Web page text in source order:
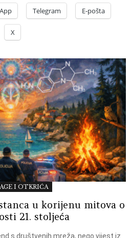
Telegram E-pošta
X
I OTKRIĆA
u korijenu mitova o
21. stoljeća
s društvenih mreža, nego vijest iz